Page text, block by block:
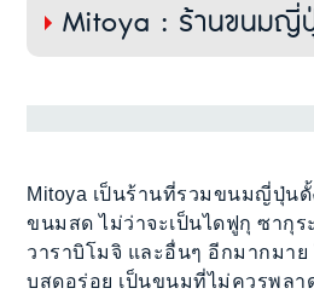
Mitoya : ร้านขนมญี่
Mitoya เป็นร้านที่รวมขนมญี่ปุ่น
ขนมสด ไม่ว่าจะเป็นไดฟูกุ ซากุร
วาราบิโมจิ และอื่นๆ อีกมากมาย
บสดอร่อย เป็นขนมที่ไม่ควรพลา